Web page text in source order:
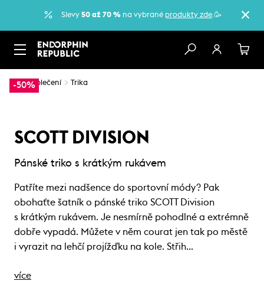
Slevy 50 až 70 % na vybrané produkty zde.🥳
-50%
… Oblečení Trika
SCOTT DIVISION
Pánské triko s krátkým rukávem
Patříte mezi nadšence do sportovní módy? Pak
obohaťte šatník o pánské triko SCOTT Division
s krátkým rukávem. Je nesmírně pohodlné a extrémně
dobře vypadá. Můžete v něm courat jen tak po městě
i vyrazit na lehčí projížďku na kole. Střih…
více